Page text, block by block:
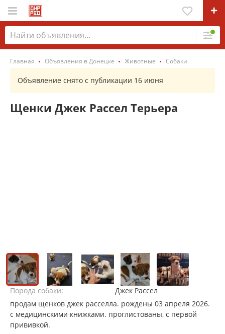
Главная Объявления в Донецке Животные Собаки
Объявление снято с публикации 16 июня
Щенки Джек Рассел Терьера
Порода собаки:
Джек Рассел
продам щенков джек расселла. рождены 03 апреля 2026.
с медицинскими книжками. проглистованы, с первой
прививкой.